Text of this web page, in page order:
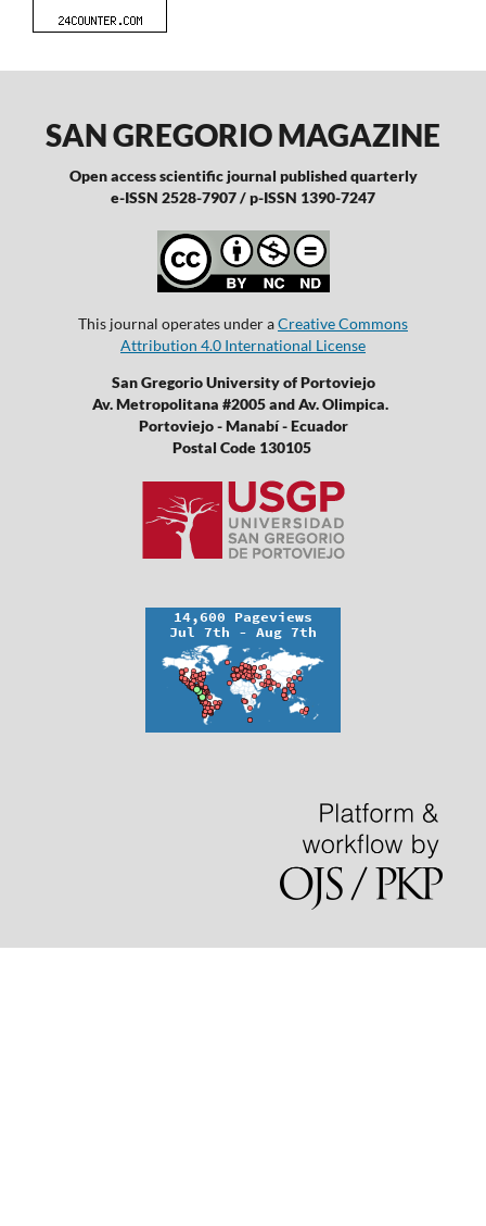
SAN GREGORIO MAGAZINE
Open access scientific journal published quarterly
e-ISSN 2528-7907 / p-ISSN 1390-7247
This journal operates under aCreative Commons
Attribution 4.0 International License
San Gregorio University of Portoviejo
Av. Metropolitana #2005 and Av. Olimpica.
Portoviejo - Manabí - Ecuador
Postal Code 130105